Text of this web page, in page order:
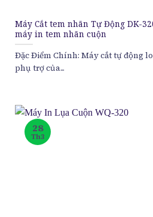
Máy Cắt tem nhãn Tự Động DK-
máy in tem nhãn cuộn
Đặc Điểm Chính: Máy cắt tự động
phụ trợ của...
28
Th3